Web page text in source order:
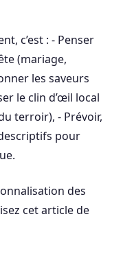
c’est : - Penser
(mariage,
les saveurs
le clin d’œil local
terroir), - Prévoir,
pour
des
cet article de